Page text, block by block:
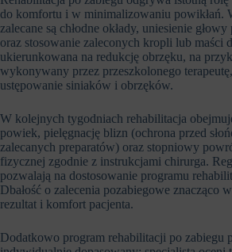
do komfortu i w minimalizowaniu powikłań.
zalecane są chłodne okłady, uniesienie głowy
oraz stosowanie zaleconych kropli lub maści
ukierunkowana na redukcję obrzęku, na
wykonywany przez przeszkolonego
ustępowanie siniaków i obrzęków.
W kolejnych tygodniach rehabilitacja
powiek, pielęgnację blizn (ochrona przed
zalecanych preparatów) oraz stopniowy
fizycznej zgodnie z instrukcjami chirurga.
pozwalają na dostosowanie programu
Dbałość o zalecenia pozabiegowe znacząco
rezultat i komfort pacjenta.
Dodatkowo program rehabilitacji po zabiegu